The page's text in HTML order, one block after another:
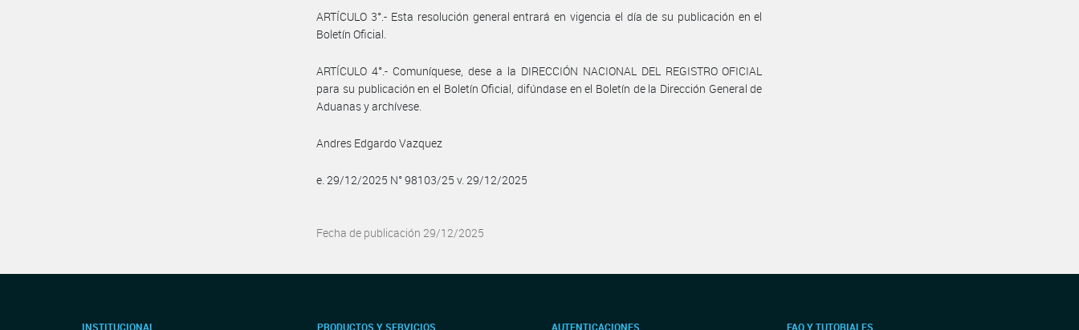
ARTÍCULO 3°.- Esta resolución general entrará en vigencia el día de su publicación en el
Boletín Oficial.
ARTÍCULO 4°.- Comuníquese, dese a la DIRECCIÓN NACIONAL DEL REGISTRO OFICIAL
para su publicación en el Boletín Oficial, difúndase en el Boletín de la Dirección General de
Aduanas y archívese.
Andres Edgardo Vazquez
e. 29/12/2025 N° 98103/25 v. 29/12/2025
Fecha de publicación 29/12/2025
INSTITUCIONAL PRODUCTOS Y SERVICIOS AUTENTICACIONES FAQ Y TUTORIALES